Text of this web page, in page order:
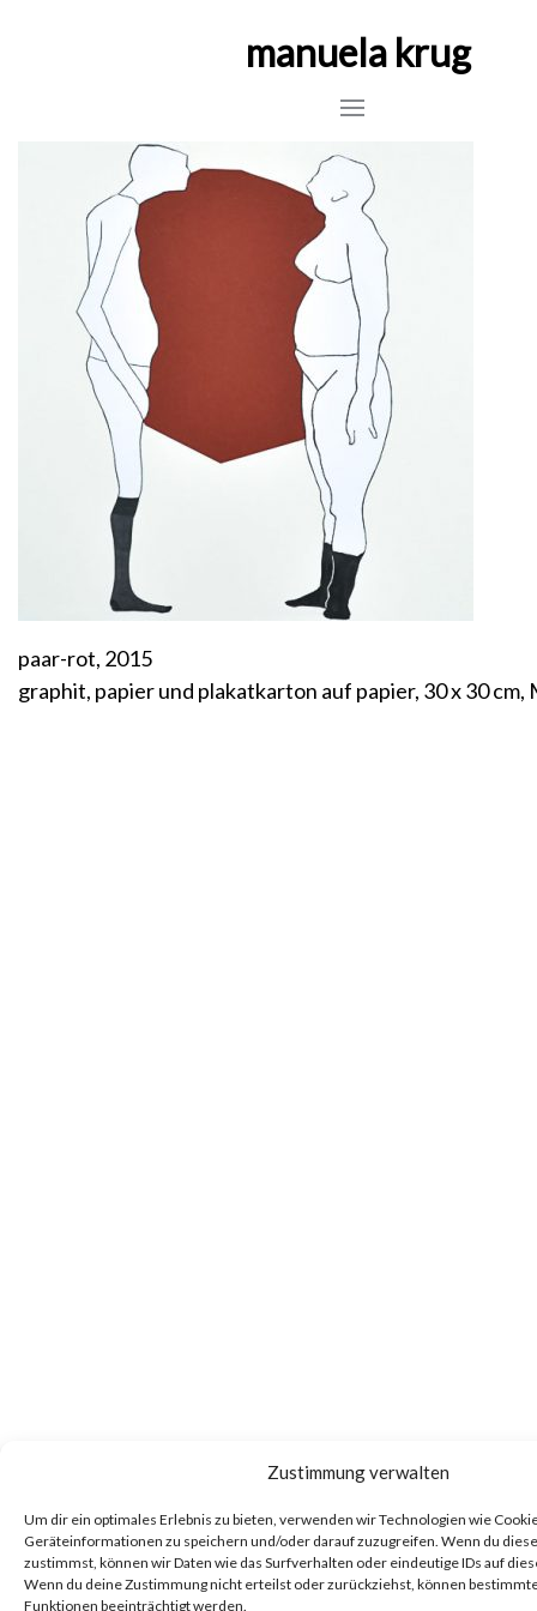
Zustimmung verwalten
Um dir ein optimales Erlebnis zu bieten, verwenden wir Technologien wie
Geräteinformationen zu speichern und/oder darauf zuzugreifen. Wenn du
zustimmst, können wir Daten wie das Surfverhalten oder eindeutige IDs auf
Wenn du deine Zustimmung nicht erteilst oder zurückziehst, können
Funktionen beeinträchtigt werden.
manuela krug
paar-rot, 2015
graphit, papier und plakatkarton auf papier, 30 x 30 cm,